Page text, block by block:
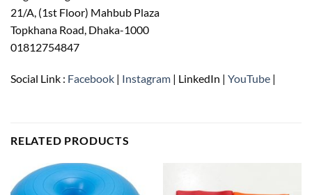
21/A, (1st Floor) Mahbub Plaza
Topkhana Road, Dhaka-1000
01812754847
Social Link : Facebook | Instagram | LinkedIn | YouTube |
RELATED PRODUCTS